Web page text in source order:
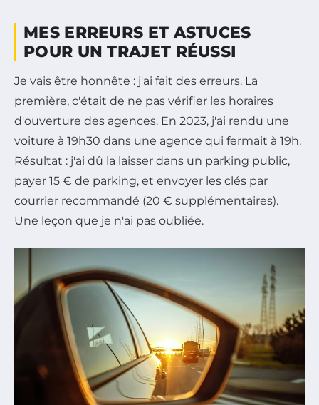
MES ERREURS ET ASTUCES
POUR UN TRAJET RÉUSSI
Je vais être honnête : j'ai fait des erreurs. La
première, c'était de ne pas vérifier les horaires
d'ouverture des agences. En 2023, j'ai rendu une
voiture à 19h30 dans une agence qui fermait à 19h.
Résultat : j'ai dû la laisser dans un parking public,
payer 15 € de parking, et envoyer les clés par
courrier recommandé (20 € supplémentaires).
Une leçon que je n'ai pas oubliée.